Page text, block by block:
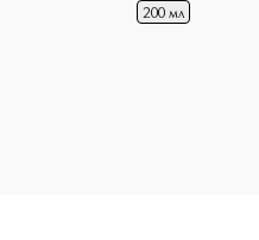
200 мл